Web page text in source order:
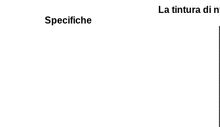
La tintura di
Specifiche